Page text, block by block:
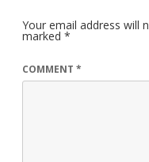
Your email address will
marked *
COMMENT *